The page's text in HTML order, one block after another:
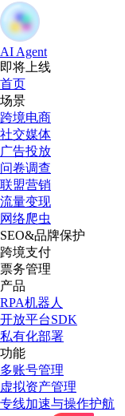
AI Agent
即将上线
首页
场景
跨境电商
社交媒体
广告投放
问卷调查
联盟营销
流量变现
网络爬虫
SEO&品牌保护
跨境支付
票务管理
产品
RPA机器人
开放平台SDK
私有化部署
功能
多账号管理
虚拟资产管理
专线加速与操作护航